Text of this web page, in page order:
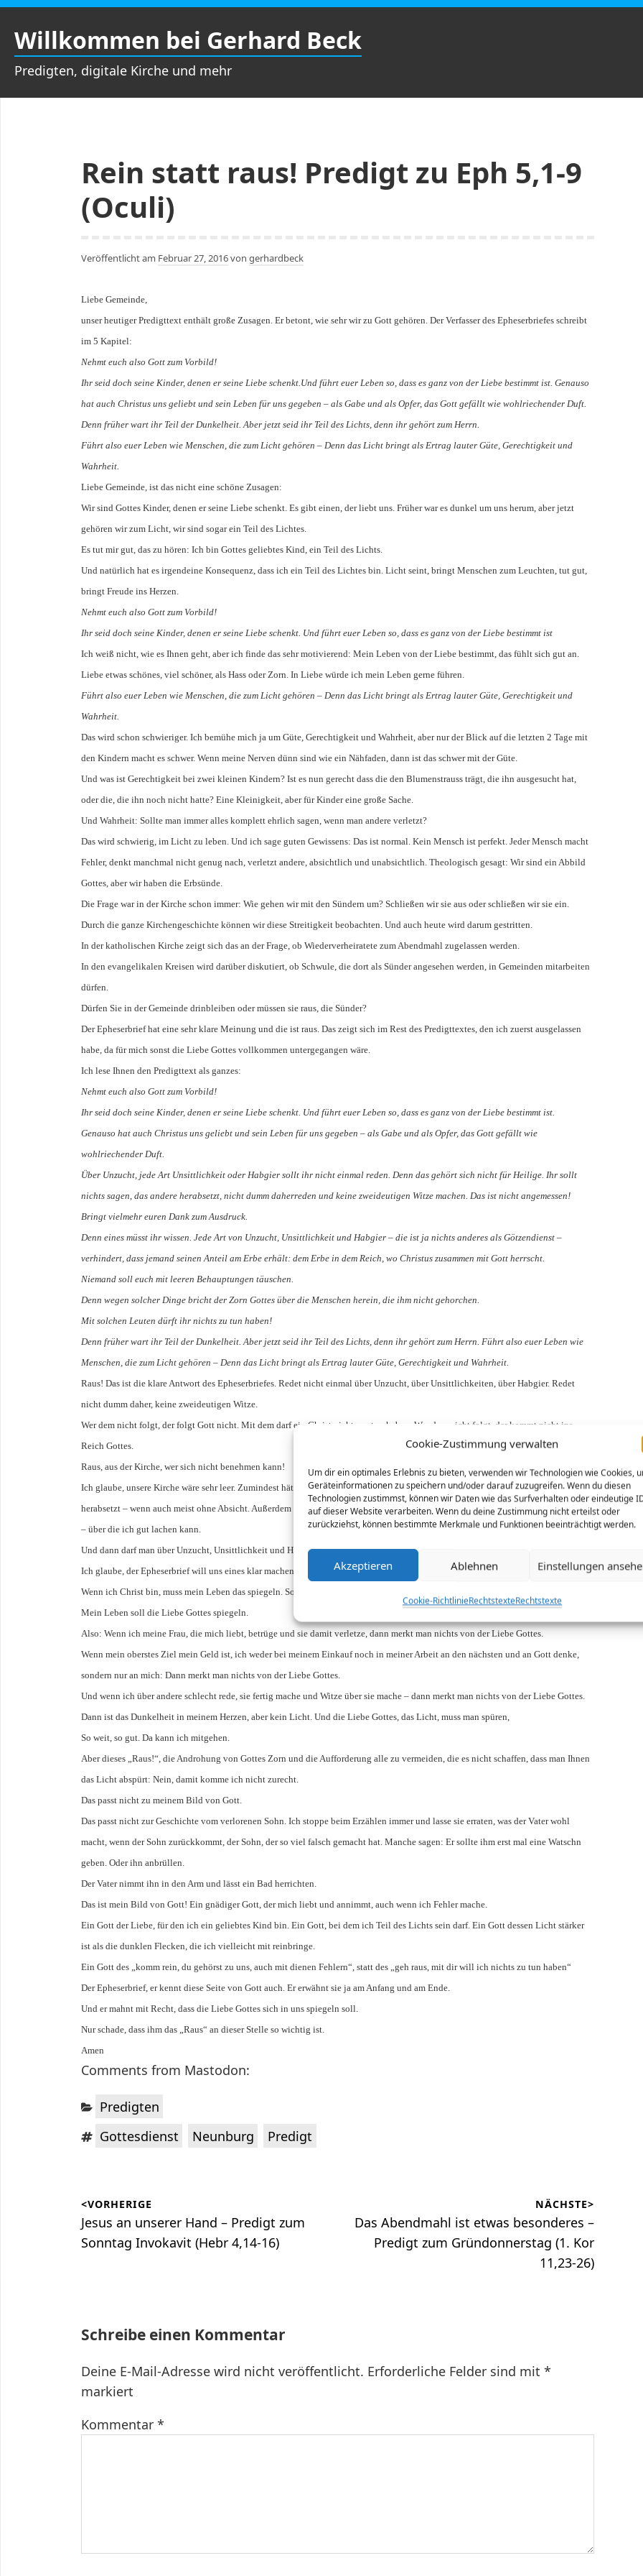
Cookie-Zustimmung verwalten
Um dir ein optimales Erlebnis zu bieten, verwenden wir Technologien wie Cookies,
Geräteinformationen zu speichern und/oder darauf zuzugreifen. Wenn du diesen
Technologien zustimmst, können wir Daten wie das Surfverhalten oder eindeutige
auf dieser Website verarbeiten. Wenn du deine Zustimmung nicht erteilst oder
zurückziehst, können bestimmte Merkmale und Funktionen beeinträchtigt werden.
Akzeptieren Ablehnen Einstellungen
Cookie-RichtlinieRechtstexteRechtstexte
Zum
Inhalt
springen
Willkommen bei Gerhard Beck
Predigten, digitale Kirche und mehr
Rein statt raus! Predigt zu Eph 5,1-9
(Oculi)
Veröffentlicht am Februar 27, 2016von gerhardbeck
Liebe Gemeinde,
unser heutiger Predigttext enthält große Zusagen. Er betont, wie sehr wir zu Gott gehören. Der Verfasser des Epheserbriefes schreibt
im 5 Kapitel:
Nehmt euch also Gott zum Vorbild!
Ihr seid doch seine Kinder, denen er seine Liebe schenkt.Und führt euer Leben so, dass es ganz von der Liebe bestimmt ist. Genauso
hat auch Christus uns geliebt und sein Leben für uns gegeben – als Gabe und als Opfer, das Gott gefällt wie wohlriechender Duft.
Denn früher wart ihr Teil der Dunkelheit. Aber jetzt seid ihr Teil des Lichts, denn ihr gehört zum Herrn.
Führt also euer Leben wie Menschen, die zum Licht gehören – Denn das Licht bringt als Ertrag lauter Güte, Gerechtigkeit und
Wahrheit.
Liebe Gemeinde, ist das nicht eine schöne Zusagen:
Wir sind Gottes Kinder, denen er seine Liebe schenkt. Es gibt einen, der liebt uns. Früher war es dunkel um uns herum, aber jetzt
gehören wir zum Licht, wir sind sogar ein Teil des Lichtes.
Es tut mir gut, das zu hören: Ich bin Gottes geliebtes Kind, ein Teil des Lichts.
Und natürlich hat es irgendeine Konsequenz, dass ich ein Teil des Lichtes bin. Licht seint, bringt Menschen zum Leuchten, tut gut,
bringt Freude ins Herzen.
Nehmt euch also Gott zum Vorbild!
Ihr seid doch seine Kinder, denen er seine Liebe schenkt. Und führt euer Leben so, dass es ganz von der Liebe bestimmt ist
Ich weiß nicht, wie es Ihnen geht, aber ich finde das sehr motivierend: Mein Leben von der Liebe bestimmt, das fühlt sich gut an.
Liebe etwas schönes, viel schöner, als Hass oder Zorn. In Liebe würde ich mein Leben gerne führen.
Führt also euer Leben wie Menschen, die zum Licht gehören – Denn das Licht bringt als Ertrag lauter Güte, Gerechtigkeit und
Wahrheit.
Das wird schon schwieriger. Ich bemühe mich ja um Güte, Gerechtigkeit und Wahrheit, aber nur der Blick auf die letzten 2 Tage mit
den Kindern macht es schwer. Wenn meine Nerven dünn sind wie ein Nähfaden, dann ist das schwer mit der Güte.
Und was ist Gerechtigkeit bei zwei kleinen Kindern? Ist es nun gerecht dass die den Blumenstrauss trägt, die ihn ausgesucht hat,
oder die, die ihn noch nicht hatte? Eine Kleinigkeit, aber für Kinder eine große Sache.
Und Wahrheit: Sollte man immer alles komplett ehrlich sagen, wenn man andere verletzt?
Das wird schwierig, im Licht zu leben. Und ich sage guten Gewissens: Das ist normal. Kein Mensch ist perfekt. Jeder Mensch macht
Fehler, denkt manchmal nicht genug nach, verletzt andere, absichtlich und unabsichtlich. Theologisch gesagt: Wir sind ein Abbild
Gottes, aber wir haben die Erbsünde.
Die Frage war in der Kirche schon immer: Wie gehen wir mit den Sündern um? Schließen wir sie aus oder schließen wir sie ein.
Durch die ganze Kirchengeschichte können wir diese Streitigkeit beobachten. Und auch heute wird darum gestritten.
In der katholischen Kirche zeigt sich das an der Frage, ob Wiederverheiratete zum Abendmahl zugelassen werden.
In den evangelikalen Kreisen wird darüber diskutiert, ob Schwule, die dort als Sünder angesehen werden, in Gemeinden mitarbeiten
dürfen.
Dürfen Sie in der Gemeinde drinbleiben oder müssen sie raus, die Sünder?
Der Epheserbrief hat eine sehr klare Meinung und die ist raus. Das zeigt sich im Rest des Predigttextes, den ich zuerst ausgelassen
habe, da für mich sonst die Liebe Gottes vollkommen untergegangen wäre.
Ich lese Ihnen den Predigttext als ganzes:
Nehmt euch also Gott zum Vorbild!
Ihr seid doch seine Kinder, denen er seine Liebe schenkt. Und führt euer Leben so, dass es ganz von der Liebe bestimmt ist.
Genauso hat auch Christus uns geliebt und sein Leben für uns gegeben – als Gabe und als Opfer, das Gott gefällt wie
wohlriechender Duft.
Über Unzucht, jede Art Unsittlichkeit oder Habgier sollt ihr nicht einmal reden. Denn das gehört sich nicht für Heilige. Ihr sollt
nichts sagen, das andere herabsetzt, nicht dumm daherreden und keine zweideutigen Witze machen. Das ist nicht angemessen!
Bringt vielmehr euren Dank zum Ausdruck.
Denn eines müsst ihr wissen. Jede Art von Unzucht, Unsittlichkeit und Habgier – die ist ja nichts anderes als Götzendienst –
verhindert, dass jemand seinen Anteil am Erbe erhält: dem Erbe in dem Reich, wo Christus zusammen mit Gott herrscht.
Niemand soll euch mit leeren Behauptungen täuschen.
Denn wegen solcher Dinge bricht der Zorn Gottes über die Menschen herein, die ihm nicht gehorchen.
Mit solchen Leuten dürft ihr nichts zu tun haben!
Denn früher wart ihr Teil der Dunkelheit. Aber jetzt seid ihr Teil des Lichts, denn ihr gehört zum Herrn. Führt also euer Leben wie
Menschen, die zum Licht gehören – Denn das Licht bringt als Ertrag lauter Güte, Gerechtigkeit und Wahrheit.
Raus! Das ist die klare Antwort des Epheserbriefes. Redet nicht einmal über Unzucht, über Unsittlichkeiten, über Habgier. Redet
nicht dumm daher, keine zweideutigen Witze.
Wer dem nicht folgt, der folgt Gott nicht. Mit dem darf ein Christ nichts zu tun haben. Wer dem nicht folgt, der kommt nicht ins
Reich Gottes.
Raus, aus der Kirche, wer sich nicht benehmen kann!
Ich glaube, unsere Kirche wäre sehr leer. Zumindest hätten sie keinen Pfarrer mehr, denn manchmal sage ich etwas, das andere
herabsetzt – wenn auch meist ohne Absicht. Außerdem rede ich öfters dumm daher und kenne auch jede Menge zweideutiger Witze
– über die ich gut lachen kann.
Und dann darf man über Unzucht, Unsittlichkeit und Habgier noch nicht einmal reden.
Ich glaube, der Epheserbrief will uns eines klar machen – und damit hat er recht:
Wenn ich Christ bin, muss mein Leben das spiegeln. Sonst bin ich unglaubwürdig.
Mein Leben soll die Liebe Gottes spiegeln.
Also: Wenn ich meine Frau, die mich liebt, betrüge und sie damit verletze, dann merkt man nichts von der Liebe Gottes.
Wenn mein oberstes Ziel mein Geld ist, ich weder bei meinem Einkauf noch in meiner Arbeit an den nächsten und an Gott denke,
sondern nur an mich: Dann merkt man nichts von der Liebe Gottes.
Und wenn ich über andere schlecht rede, sie fertig mache und Witze über sie mache – dann merkt man nichts von der Liebe Gottes.
Dann ist das Dunkelheit in meinem Herzen, aber kein Licht. Und die Liebe Gottes, das Licht, muss man spüren,
So weit, so gut. Da kann ich mitgehen.
Aber dieses „Raus!“, die Androhung von Gottes Zorn und die Aufforderung alle zu vermeiden, die es nicht schaffen, dass man Ihnen
das Licht abspürt: Nein, damit komme ich nicht zurecht.
Das passt nicht zu meinem Bild von Gott.
Das passt nicht zur Geschichte vom verlorenen Sohn. Ich stoppe beim Erzählen immer und lasse sie erraten, was der Vater wohl
macht, wenn der Sohn zurückkommt, der Sohn, der so viel falsch gemacht hat. Manche sagen: Er sollte ihm erst mal eine Watschn
geben. Oder ihn anbrüllen.
Der Vater nimmt ihn in den Arm und lässt ein Bad herrichten.
Das ist mein Bild von Gott! Ein gnädiger Gott, der mich liebt und annimmt, auch wenn ich Fehler mache.
Ein Gott der Liebe, für den ich ein geliebtes Kind bin. Ein Gott, bei dem ich Teil des Lichts sein darf. Ein Gott dessen Licht stärker
ist als die dunklen Flecken, die ich vielleicht mit reinbringe.
Ein Gott des „komm rein, du gehörst zu uns, auch mit dienen Fehlern“, statt des „geh raus, mit dir will ich nichts zu tun haben“
Der Epheserbrief, er kennt diese Seite von Gott auch. Er erwähnt sie ja am Anfang und am Ende.
Und er mahnt mit Recht, dass die Liebe Gottes sich in uns spiegeln soll.
Nur schade, dass ihm das „Raus“ an dieser Stelle so wichtig ist.
Amen
Comments from Mastodon:
Kategorien:
Predigten
Schlagwörter:
Gottesdienst Neunburg Predigt
<VORHERIGE
Vorheriger
Beitrag:
Jesus an unserer Hand – Predigt zum
Sonntag Invokavit (Hebr 4,14-16)
NÄCHSTE>
Nächster
Beitrag:
Das Abendmahl ist etwas besonderes –
Predigt zum Gründonnerstag (1. Kor
11,23-26)
Schreibe einen Kommentar
Deine E-Mail-Adresse wird nicht veröffentlicht. Erforderliche Felder sind mit *
markiert
Kommentar *